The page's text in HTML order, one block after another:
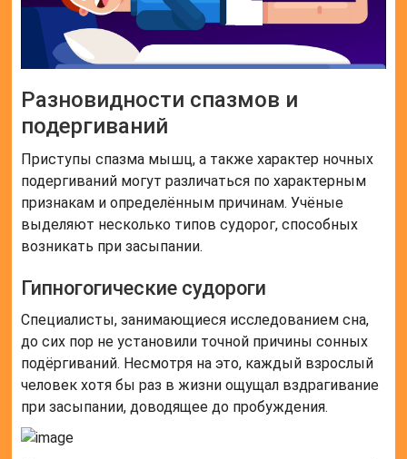
Разновидности спазмов и
подергиваний
Приступы спазма мышц, а также характер ночных
подергиваний могут различаться по характерным
признакам и определённым причинам. Учёные
выделяют несколько типов судорог, способных
возникать при засыпании.
Гипногогические судороги
Специалисты, занимающиеся исследованием сна,
до сих пор не установили точной причины сонных
подёргиваний. Несмотря на это, каждый взрослый
человек хотя бы раз в жизни ощущал вздрагивание
при засыпании, доводящее до пробуждения.